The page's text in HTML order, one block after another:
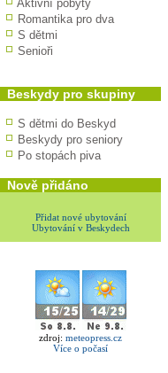
Aktivní pobyty
Romantika pro dva
S dětmi
Senioři
Beskydy pro skupiny
S dětmi do Beskyd
Beskydy pro seniory
Po stopách piva
Nově přidáno
Přidat nové ubytování
Ubytování v Beskydech
zdroj: meteopress.cz
Více o počasí